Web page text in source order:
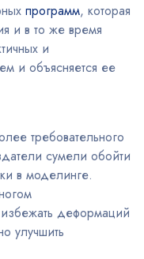
программ, которая
и в то же время
и
и объясняется ее
требовательного
сумели обойти
в моделинге.
избежать деформаций
улучшить